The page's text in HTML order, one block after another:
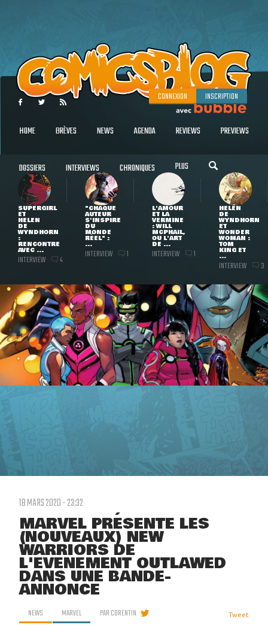
CONNEXION INSCRIPTION
HOME BRÈVES NEWS AGENDA REVIEWS PREVIEWS
DOSSIERS INTERVIEWS CHRONIQUES PLUS
SUPERGIRL
ET
HELEN
DE
WYNDHORN
:
RENCONTRE
AVEC ...
INTERVIEW 4
"CHAQUE
AUTEUR
S'INSPIRE
DU
MONDE
RÉEL" :
...
INTERVIEW 1
L'AMOUR
ET LA
VERMINE
: WILL
MCPHAIL,
OU L'ART
DE ...
INTERVIEW 1
HELEN
DE
WYNDHORN
ET
WONDER
WOMAN :
TOM
KING ET
...
INTERVIEW 3
18 MARS 2020 - 23:32
MARVEL PRÉSENTE LES
(NOUVEAUX) NEW
WARRIORS DE
L'ÉVÉNEMENT OUTLAWED
DANS UNE BANDE-
ANNONCE
NEWS MARVEL PARCORENTIN Tweet